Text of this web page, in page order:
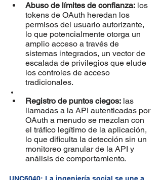
Abuso de límites de confianza: los
tokens de OAuth heredan los
permisos del usuario autorizante,
lo que potencialmente otorga un
amplio acceso a través de
sistemas integrados, un vector de
escalada de privilegios que elude
los controles de acceso
tradicionales.
Registro de puntos ciegos: las
llamadas a la API autenticadas por
OAuth a menudo se mezclan con
el tráfico legítimo de la aplicación,
lo que dificulta la detección sin un
monitoreo granular de la API y
análisis de comportamiento.